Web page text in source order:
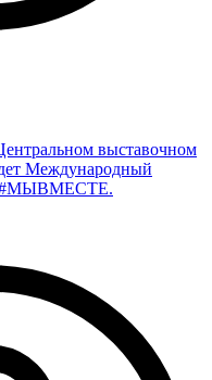
выставочном
Международный
#МЫВМЕСТЕ.